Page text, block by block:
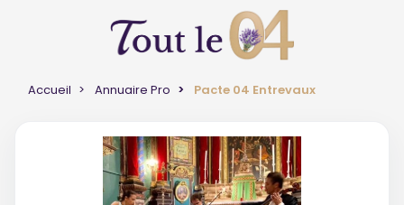
Accueil Annuaire Pro Pacte 04 Entrevaux